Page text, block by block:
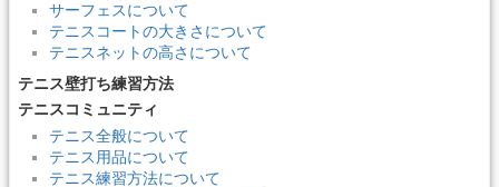
サーフェスについて
テニスコートの大きさについて
テニスネットの高さについて
テニス壁打ち練習方法
テニスコミュニティ
テニス全般について
テニス用品について
テニス練習方法について